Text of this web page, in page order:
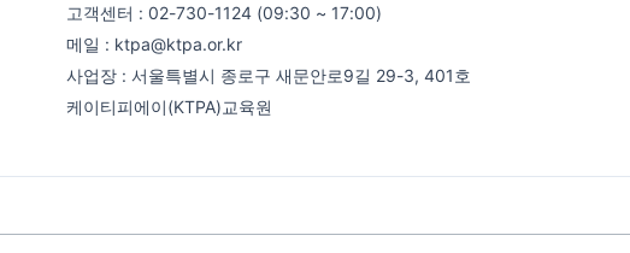
고객센터 : 02-730-1124 (09:30 ~ 17:00)
메일 : ktpa@ktpa.or.kr
사업장 : 서울특별시 종로구 새문안로9길 29-3, 401호
케이티피에이(KTPA)교육원